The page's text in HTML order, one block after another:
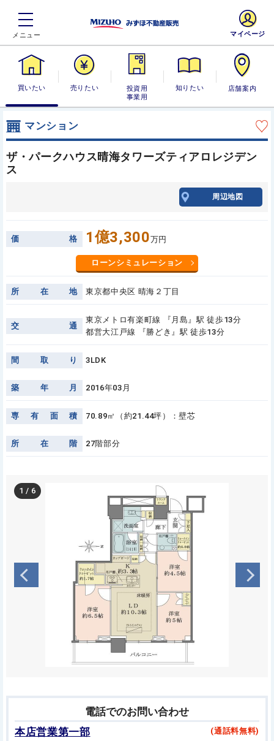
買いたい 売りたい
投資用・事業
用
知りたい 店舗案内
マイページ
マンション
ザ・パークハウス晴海タワーズティアロレジデン
ス
周辺地図
価 格 1億3,300万円
ローンシミュレーション
所 在 地 東京都中央区 晴海２丁目
交 通
東京メトロ有楽町線 『月島』駅 徒歩13分
都営大江戸線 『勝どき』駅 徒歩13分
間 取 り 3LDK
築 年 月 2016年03月
専 有 面 積 70.89㎡（約21.44坪）：壁芯
所 在 階 27階部分
1 / 6
電話でのお問い合わせ
本店営業第一部
(通話料無料)